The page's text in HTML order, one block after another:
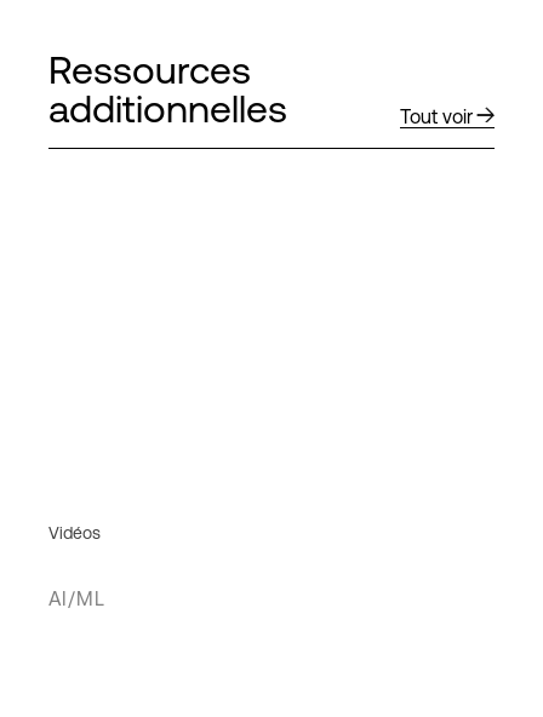
Ressources
additionnelles
Tout voir
Vidéos
AI/ML